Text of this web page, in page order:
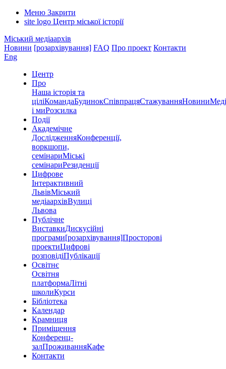
Меню Закрити
site logo Центр міської історії
Міський медіаархів
Новини [розархівування] FAQ Про проект Контакти
Eng
Центр
Про
Наша історія та
ціліКомандаБудинокСпівпрацяСтажуванняНовини
і миРозсилка
Події
Академічне
ДослідженняКонференції,
воркшопи,
семінариМіські
семінариРезиденції
Цифрове
Інтерактивний
ЛьвівМіський
медіаархівВулиці
Львова
Публічне
ВиставкиДискусійні
програми[розархівування]Просторові
проектиЦифрові
розповідіПублікації
Освітнє
Освітня
платформаЛітні
школиКурси
Бібліотека
Календар
Крамниця
Приміщення
Конференц-
залПроживанняКафе
Контакти